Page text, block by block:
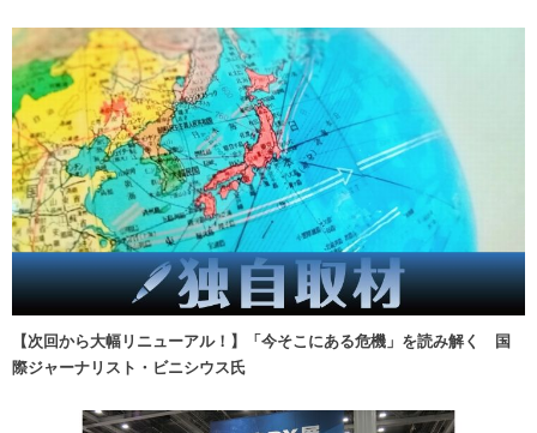
【次回から大幅リニューアル！】「今そこにある危機」を読み解く 国
際ジャーナリスト・ビニシウス氏